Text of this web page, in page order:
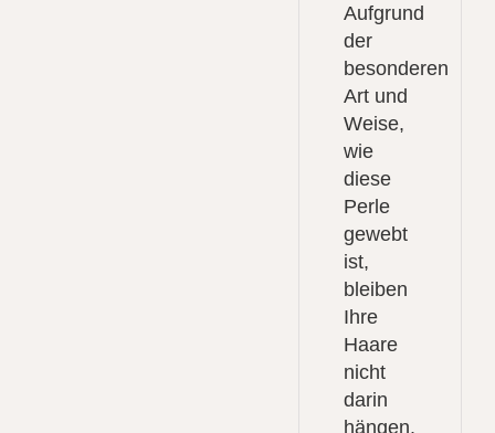
Aufgrund
der
besonderen
Art und
Weise,
wie
diese
Perle
gewebt
ist,
bleiben
Ihre
Haare
nicht
darin
hängen.